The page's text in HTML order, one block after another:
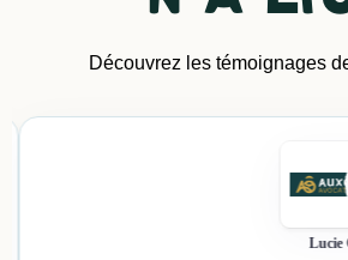
Découvrez les témoignages